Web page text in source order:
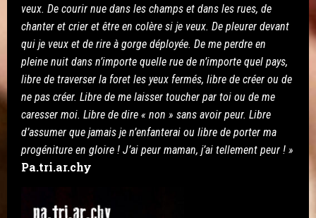
veux. De courir nue dans les champs et dans les rues, de
chanter et crier et être en colère si je veux. De pleurer devant
qui je veux et de rire à gorge déployée. De me perdre en
pleine nuit dans n’importe quelle rue de n’importe quel pays,
libre de traverser la foret les yeux fermés, libre de créer ou de
ne pas créer. Libre de me laisser toucher par toi ou de me
caresser moi. Libre de dire « non » sans avoir peur. Libre
d’assumer que jamais je n’enfanterai ou libre de porter ma
progéniture en gloire ! J’ai peur maman, j’ai tellement peur ! »
Pa.tri.ar.chy